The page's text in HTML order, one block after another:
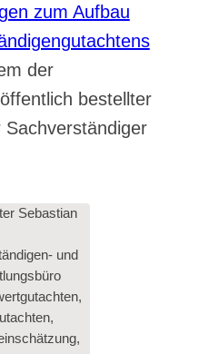
zum Aufbau
der
bestellter
Sachverständiger